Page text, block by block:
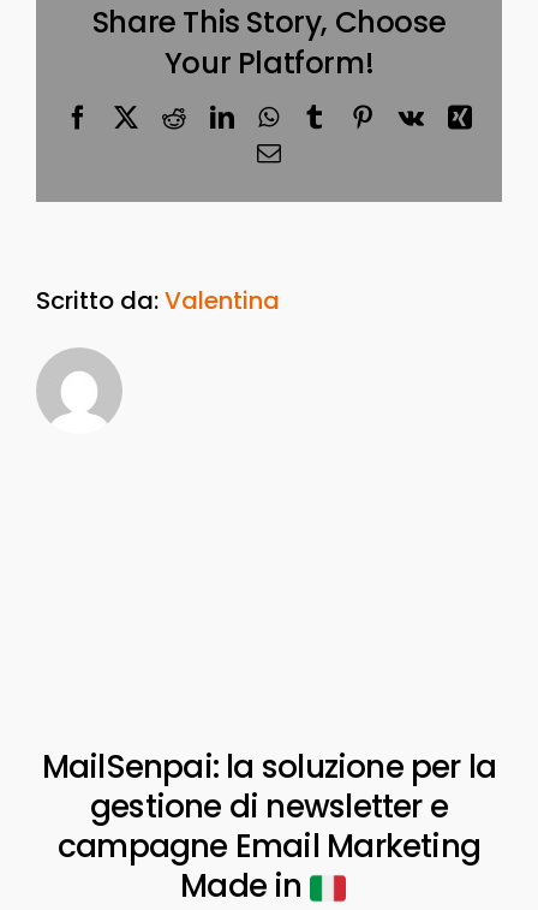
Share This Story, Choose
Your Platform!
FacebookRedditLinkedInWhatsApp
TumblrPinterest
Vk
Xing
Email
Scritto da:Valentina
MailSenpai: la soluzione per la
gestione di newsletter e
campagne Email Marketing
Made in